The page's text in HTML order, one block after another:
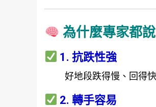
為什麼專家都
1. 抗跌性強
好地段跌得慢、回得
2. 轉手容易